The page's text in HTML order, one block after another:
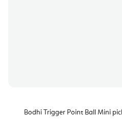
Bodhi Trigger Point Ball Mini